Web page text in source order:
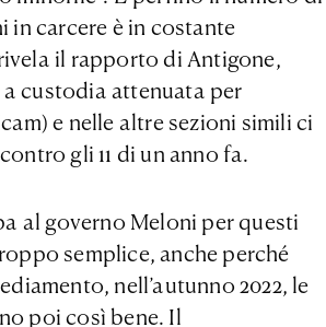
in carcere è in costante
il rapporto di Antigone,
custodia attenuata per
e nelle altre sezioni simili ci
gli 11 di un anno fa.
al governo Meloni per questi
semplice, anche perché
nell’autunno 2022, le
poi così bene. Il